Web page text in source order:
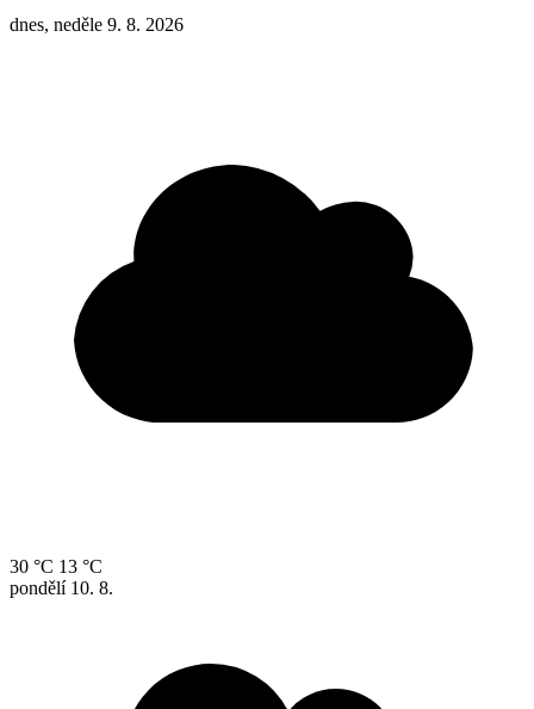
dnes, neděle 9. 8. 2026
30 °C 13 °C
pondělí 10. 8.